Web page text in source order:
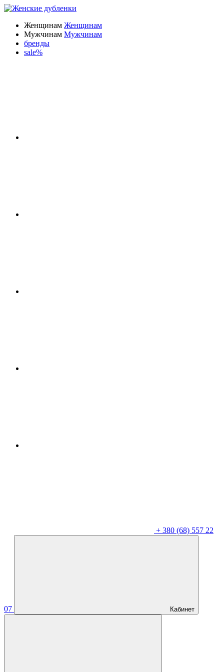
Женщинам Женщинам
Мужчинам Мужчинам
бренды
sale%
+ 380 (68) 557 22
07 Кабинет